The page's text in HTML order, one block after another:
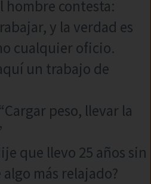
hombre contesta:
y la verdad es
cualquier oficio.
un trabajo de
peso, llevar la
que llevo 25 años sin
más relajado?